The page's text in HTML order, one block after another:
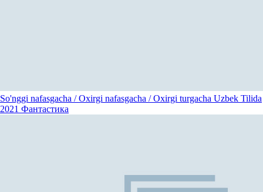
So'nggi nafasgacha / Oxirgi nafasgacha / Oxirgi turgacha Uzbek Tilida
2021 Фантастика